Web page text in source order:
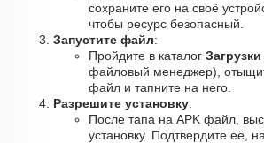
сохраните его на своё
чтобы ресурс безопасный.
Запустите файл:
Пройдите в каталог Загрузки
файловый менеджер),
файл и тапните на него.
Разрешите установку:
После тапа на APK файл,
установку. Подтвердите её,